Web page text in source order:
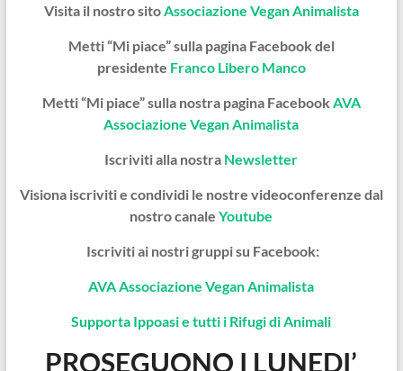
Visita il nostro sitoAssociazione Vegan Animalista
Metti “Mi piace” sulla pagina Facebook del
presidente Franco Libero Manco
Metti “Mi piace” sulla nostra pagina Facebook AVA
Associazione Vegan Animalista
Iscriviti alla nostra Newsletter
Visiona iscriviti e condividi le nostre videoconferenze dal
nostro canaleYoutube
Iscriviti ai nostri gruppi su Facebook:
AVA Associazione Vegan Animalista
Supporta Ippoasi e tutti i Rifugi di Animali
PROSEGUONO I LUNEDI’